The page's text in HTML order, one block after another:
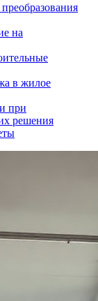
на
в жилое
при
решения